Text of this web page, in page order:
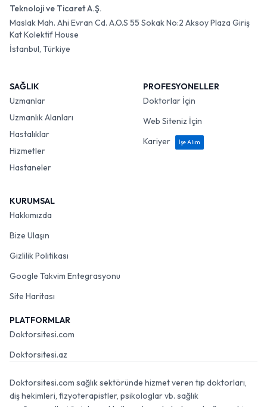
Teknoloji ve Ticaret A.Ş.
Maslak Mah. Ahi Evran Cd. A.O.S 55 Sokak No:2 Aksoy Plaza Giriş
Kat Kolektif House
İstanbul, Türkiye
SAĞLIK
Uzmanlar
Uzmanlık Alanları
Hastalıklar
Hizmetler
Hastaneler
PROFESYONELLER
Doktorlar İçin
Web Siteniz İçin
Kariyer
İşe Alım
KURUMSAL
Hakkımızda
Bize Ulaşın
Gizlilik Politikası
Google Takvim Entegrasyonu
Site Haritası
PLATFORMLAR
Doktorsitesi.com
Doktorsitesi.az
Doktorsitesi.com sağlık sektöründe hizmet veren tıp doktorları,
diş hekimleri, fizyoterapistler, psikologlar vb. sağlık